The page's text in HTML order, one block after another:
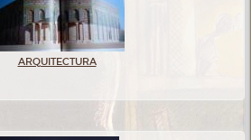
ARQUITECTURA